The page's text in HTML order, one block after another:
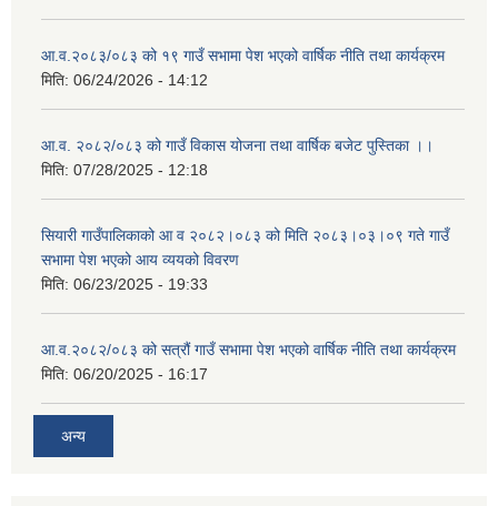
आ.व.२०८३/०८३ को १९ गाउँ सभामा पेश भएको वार्षिक नीति तथा कार्यक्रम
मिति: 06/24/2026 - 14:12
आ.व. २०८२/०८३ को गाउँ विकास योजना तथा वार्षिक बजेट पुस्तिका ।।
मिति: 07/28/2025 - 12:18
सियारी गाउँपालिकाको आ व २०८२।०८३ को मिति २०८३।०३।०९ गते गाउँ
सभामा पेश भएको आय व्ययको विवरण
मिति: 06/23/2025 - 19:33
आ.व.२०८२/०८३ को सत्रौं गाउँ सभामा पेश भएको वार्षिक नीति तथा कार्यक्रम
मिति: 06/20/2025 - 16:17
अन्य